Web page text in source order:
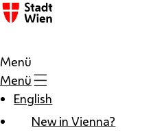
Zum Inhalt
Menü
Menü
English
New in Vienna?